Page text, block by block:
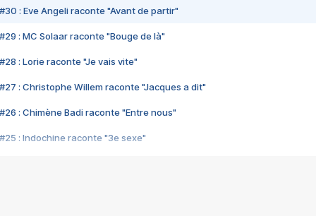
#30 : Eve Angeli raconte "Avant de partir"
#29 : MC Solaar raconte "Bouge de là"
#28 : Lorie raconte "Je vais vite"
#27 : Christophe Willem raconte "Jacques a dit"
#26 : Chimène Badi raconte "Entre nous"
#25 : Indochine raconte "3e sexe"